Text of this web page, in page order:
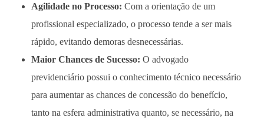
Agilidade no Processo: Com a orientação de um
profissional especializado, o processo tende a ser mais
rápido, evitando demoras desnecessárias.
Maior Chances de Sucesso: O advogado
previdenciário possui o conhecimento técnico necessário
para aumentar as chances de concessão do benefício,
tanto na esfera administrativa quanto, se necessário, na